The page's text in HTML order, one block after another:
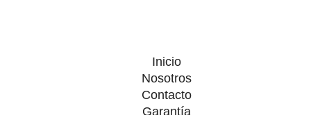
Inicio
Nosotros
Contacto
Garantía